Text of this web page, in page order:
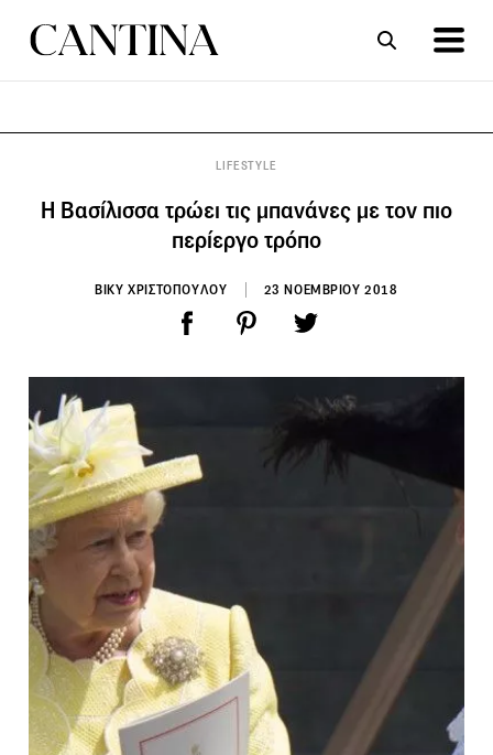
LIFESTYLE
Η Βασίλισσα τρώει τις μπανάνες με τον πιο
περίεργο τρόπο
ΒΙΚΥ ΧΡΙΣΤΟΠΟΥΛΟΥ 23 ΝΟΕΜΒΡΙΟΥ 2018